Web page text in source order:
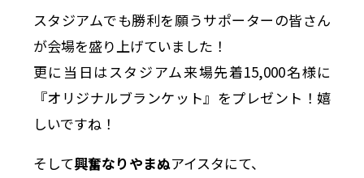
スタジアムでも勝利を願うサポーターの皆さん
が会場を盛り上げていました！
更に当日はスタジアム来場先着15,000名様に
『オリジナルブランケット』をプレゼント！嬉
しいですね！
そして興奮なりやまぬアイスタにて、